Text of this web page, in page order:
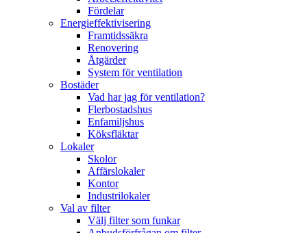
Fördelar
Energieffektivisering
Framtidssäkra
Renovering
Åtgärder
System för ventilation
Bostäder
Vad har jag för ventilation?
Flerbostadshus
Enfamiljshus
Köksfläktar
Lokaler
Skolor
Affärslokaler
Kontor
Industrilokaler
Val av filter
Välj filter som funkar